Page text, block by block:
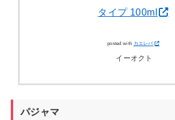
タイプ 100ml
posted with カエレバ
イーオクト
パジャマ